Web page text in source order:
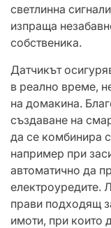
светлинна
изпраща
собственика.
Датчикът
в реално време,
на домакина.
създаване на
да се комбинира
например при
автоматично да
електроуредите.
прави подходящ
имоти, при които